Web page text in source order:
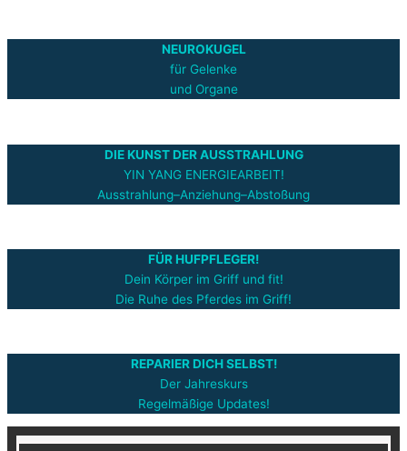
NEUROKUGEL
für Gelenke
und Organe
DIE KUNST DER AUSSTRAHLUNG
YIN YANG ENERGIEARBEIT!
Ausstrahlung–Anziehung–Abstoßung
FÜR HUFPFLEGER!
Dein Körper im Griff und fit!
Die Ruhe des Pferdes im Griff!
REPARIER DICH SELBST!
Der Jahreskurs
Regelmäßige Updates!